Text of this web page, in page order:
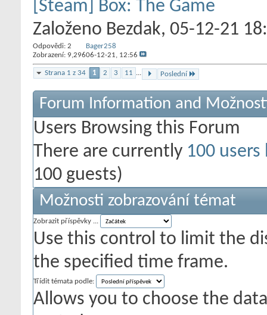
[Steam] Box: The Game
Založeno Bezdak‎, 05-12-21
Odpovědi: 2
Zobrazení: 9,296
Bager258
06-12-21, 12:56
Strana 1 z 34 1 2 3 11 ... Poslední
Forum Information and
Users Browsing this Forum
There are currently 100
100 guests)
Možnosti zobrazování témat
Zobrazit příspěvky ...
Use this control to limit the
the specified time frame.
Třídit témata podle:
Allows you to choose the